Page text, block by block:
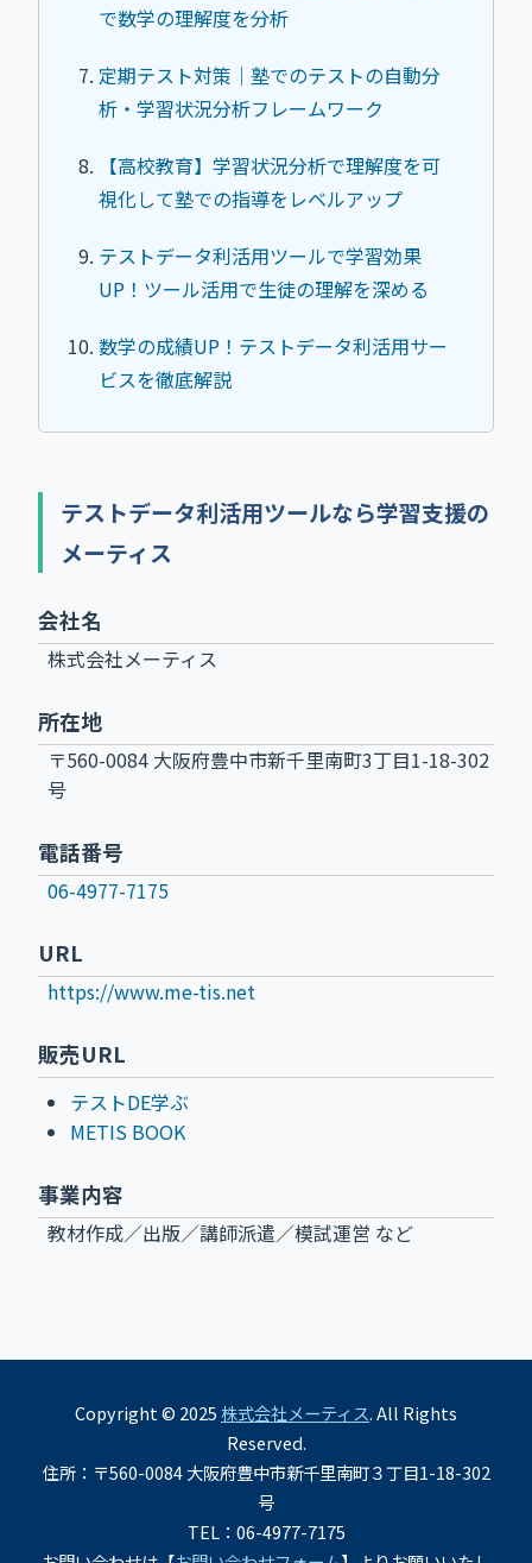
で数学の理解度を分析
定期テスト対策｜塾でのテストの自動分
析・学習状況分析フレームワーク
【高校教育】学習状況分析で理解度を可
視化して塾での指導をレベルアップ
テストデータ利活用ツールで学習効果
UP！ツール活用で生徒の理解を深める
数学の成績UP！テストデータ利活用サー
ビスを徹底解説
テストデータ利活用ツールなら学習支援の
メーティス
会社名
株式会社メーティス
所在地
〒560-0084 大阪府豊中市新千里南町3丁目1-18-302
号
電話番号
06-4977-7175
URL
https://www.me-tis.net
販売URL
テストDE学ぶ
METIS BOOK
事業内容
教材作成／出版／講師派遣／模試運営 など
Copyright © 2025株式会社メーティス. All Rights
Reserved.
住所：〒560-0084 大阪府豊中市新千里南町３丁目1-18-302
号
TEL：06-4977-7175